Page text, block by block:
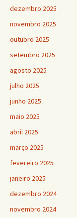
dezembro 2025
novembro 2025
outubro 2025
setembro 2025
agosto 2025
julho 2025
junho 2025
maio 2025
abril 2025
março 2025
fevereiro 2025
janeiro 2025
dezembro 2024
novembro 2024